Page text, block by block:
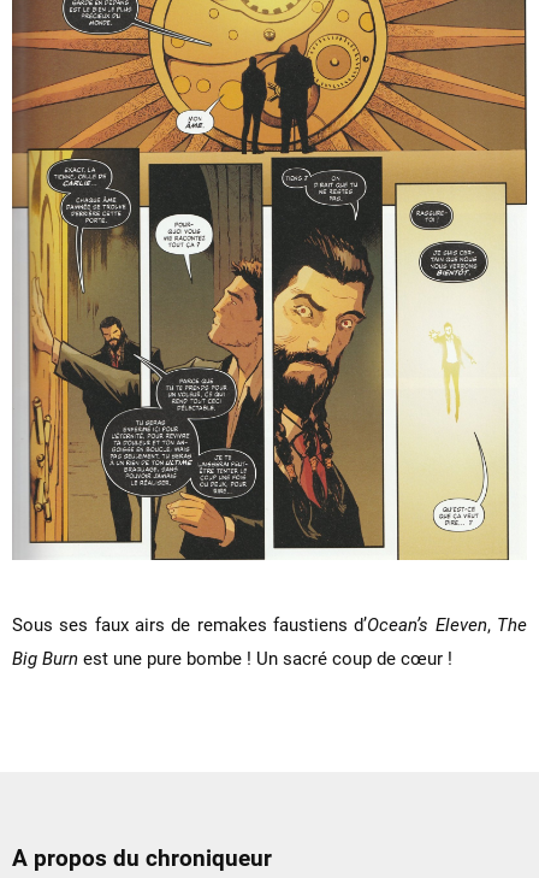
Sous ses faux airs de remakes faustiens d’Ocean’s Eleven, The
Big Burn est une pure bombe ! Un sacré coup de cœur !
A propos du chroniqueur